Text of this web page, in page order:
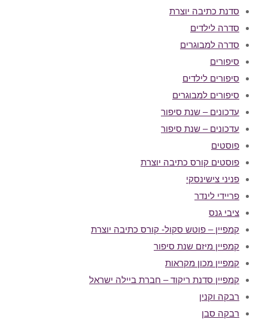
סדנת כתיבה יוצרת
סדרה לילדים
סדרה למבוגרים
סיפורים
סיפורים לילדים
סיפורים למבוגרים
עדכונים – שנת סיפור
עדכונים – שנת סיפור
פוסטים
פוסטים קורס כתיבה יוצרת
פניני צישינסקי
פריידי לינדר
ציבי גנס
קמפיין – פוטש סקול- קורס כתיבה יוצרת
קמפיין מיזם שנת סיפור
קמפיין מכון מקראות
קמפיין סדנת ריקוד – חברת ביילה ישראל
רבקה וקנין
רבקה סבן